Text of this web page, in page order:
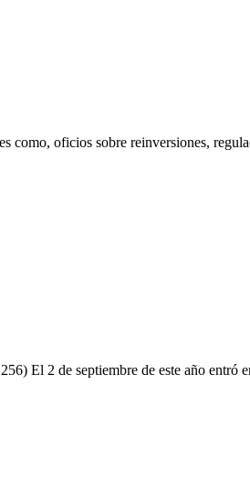
como, oficios sobre reinversiones,
El 2 de septiembre de este año